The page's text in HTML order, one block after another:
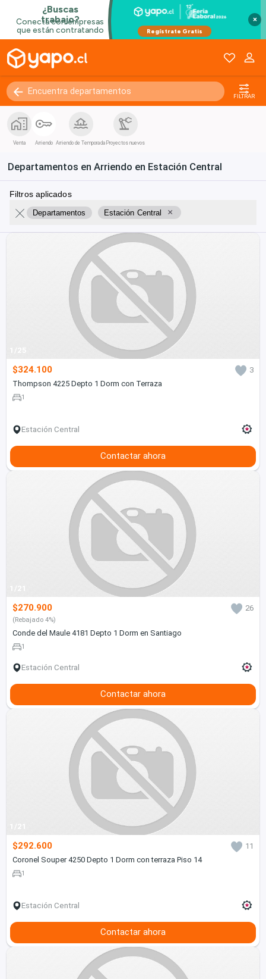
×
FILTRAR
Venta Arriendo Arriendo de Temporada Proyectos nuevos
Departamentos en Arriendo en Estación Central
Filtros aplicados
Departamentos Estación Central ×
1/25
$324.100
3
Thompson 4225 Depto 1 Dorm con Terraza
1
Estación Central
Contactar ahora
1/21
$270.900 26
(Rebajado 4%)
Conde del Maule 4181 Depto 1 Dorm en Santiago
1
Estación Central
Contactar ahora
1/21
$292.600
11
Coronel Souper 4250 Depto 1 Dorm con terraza Piso 14
1
Estación Central
Contactar ahora